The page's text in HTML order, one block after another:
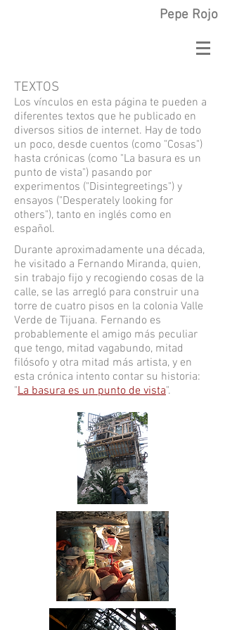
Pepe Rojo
TEXTOS
Los vínculos en esta página te pueden a
diferentes textos que he publicado en
diversos sitios de internet. Hay de todo
un poco, desde cuentos (como "Cosas")
hasta crónicas (como "La basura es un
punto de vista") pasando por
experimentos ("Disintegreetings") y
ensayos ("Desperately looking for
others"), tanto en inglés como en
español.
Durante aproximadamente una década,
he visitado a Fernando Miranda, quien,
sin trabajo fijo y recogiendo cosas de la
calle, se las arregló para construir una
torre de cuatro pisos en la colonia Valle
Verde de Tijuana. Fernando es
probablemente el amigo más peculiar
que tengo, mitad vagabundo, mitad
filósofo y otra mitad más artista, y en
esta crónica intento contar su historia:
"La basura es un punto de vista".